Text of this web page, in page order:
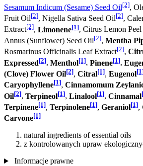
Sesamum Indicum (Sesame) Seed Oil[2],
Fruit Oil[2], Nigella Sativa Seed Oil[2],
Extract[2], Limonene[1], Citrus Lemon
Annus (Sunflower) Seed Oil[2], Mentha
Rosmarinus Officinalis Leaf Extract[2],
Expressed[2], Menthol[1], Pinene[1],
(Clove) Flower Oil[2], Citral[1], Eugenol
Caryophyllene[1], Cinnamomum
Oil[2], Terpineol[1], Linalool[1], Cinnamal
Terpinene[1], Terpinolene[1], Geraniol[1],
Carvone[1]
natural ingredients of essential oils
z kontrolowanych upraw
Informacje prawne